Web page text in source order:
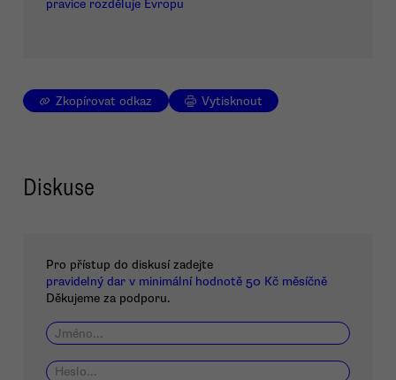
pravice rozděluje Evropu
Zkopírovat odkaz Vytisknout
Diskuse
Pro přístup do diskusí zadejte
pravidelný dar v minimální hodnotě 50 Kč měsíčně
Děkujeme za podporu.